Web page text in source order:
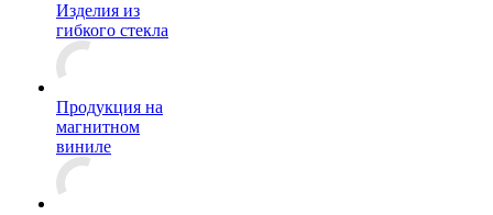
Изделия из
гибкого стекла
Продукция на
магнитном
виниле